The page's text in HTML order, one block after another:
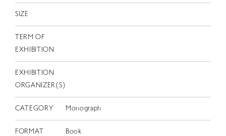
SIZE
TERM OF
EXHIBITION
EXHIBITION
ORGANIZER(S)
CATEGORY Monograph
FORMAT Book